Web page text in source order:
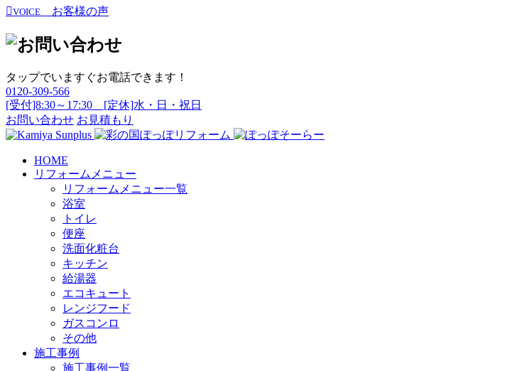
VOICE お客様の声
タップでいますぐお電話できます！
0120-309-566
[受付]8:30～17:30 [定休]水・日・祝日
お問い合わせ お見積もり
HOME
リフォームメニュー
リフォームメニュー一覧
浴室
トイレ
便座
洗面化粧台
キッチン
給湯器
エコキュート
レンジフード
ガスコンロ
その他
施工事例
施工事例一覧